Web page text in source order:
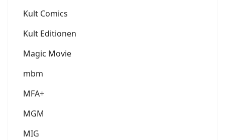
Kult Comics
Kult Editionen
Magic Movie
mbm
MFA+
MGM
MIG